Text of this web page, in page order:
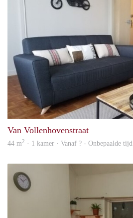
Van Vollenhovenstraat
44 m2 · 1 kamer · Vanaf ? - Onbepaalde tijd